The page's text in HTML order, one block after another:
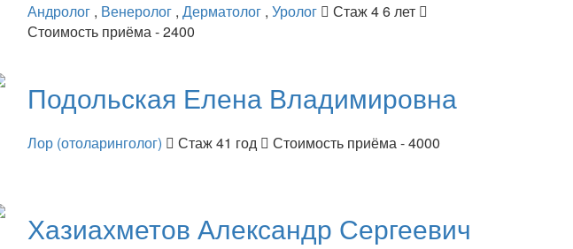
Андролог , Венеролог , Дерматолог , Уролог
Стаж 4 6 лет
Стоимость приёма - 2400
Подольская Елена Владимировна
Лор (отоларинголог) Стаж 41 год Стоимость приёма - 4000
Хазиахметов Александр Сергеевич